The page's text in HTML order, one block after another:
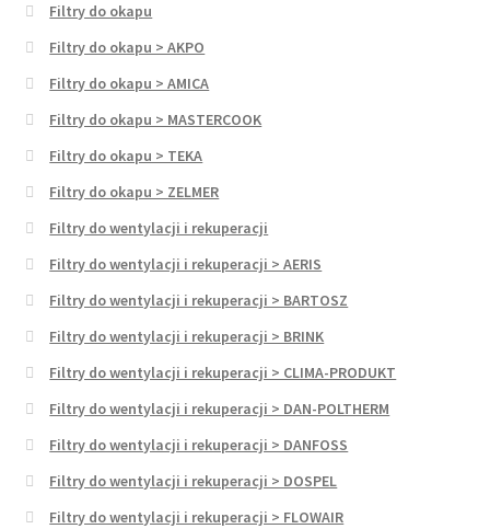
Filtry do okapu
Filtry do okapu > AKPO
Filtry do okapu > AMICA
Filtry do okapu > MASTERCOOK
Filtry do okapu > TEKA
Filtry do okapu > ZELMER
Filtry do wentylacji i rekuperacji
Filtry do wentylacji i rekuperacji > AERIS
Filtry do wentylacji i rekuperacji > BARTOSZ
Filtry do wentylacji i rekuperacji > BRINK
Filtry do wentylacji i rekuperacji > CLIMA-PRODUKT
Filtry do wentylacji i rekuperacji > DAN-POLTHERM
Filtry do wentylacji i rekuperacji > DANFOSS
Filtry do wentylacji i rekuperacji > DOSPEL
Filtry do wentylacji i rekuperacji > FLOWAIR